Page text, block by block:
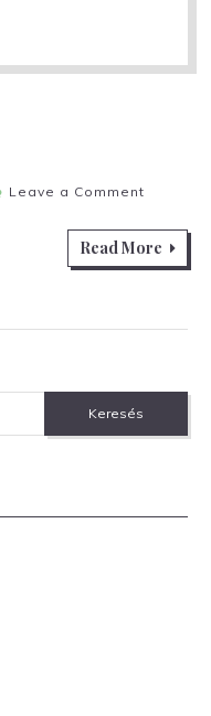
Leave a Comment
Read More
Keresés: